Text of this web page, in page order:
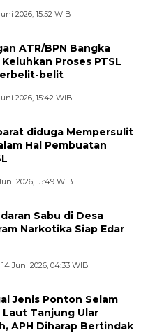
2026, 15:52 WIB
ATR/BPN Bangka
Proses PTSL
belit
2026, 15:42 WIB
diduga Mempersulit
Hal Pembuatan
2026, 15:49 WIB
Sabu di Desa
Narkotika Siap Edar
Juni 2026, 04:33 WIB
Jenis Ponton Selam
Laut Tanjung Ular
APH Diharap Bertindak